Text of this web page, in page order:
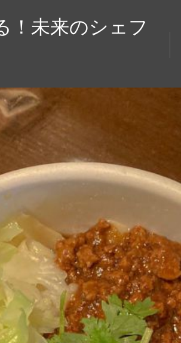
！未来のシェフ